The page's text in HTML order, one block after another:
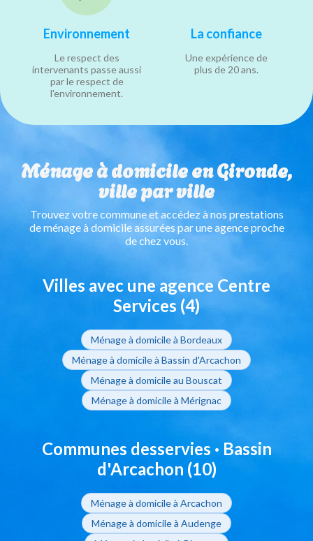
Environnement
Le respect des
intervenants passe aussi
par le respect de
l'environnement.
La confiance
Une expérience de
plus de 20 ans.
Ménage à domicile en Gironde,
ville par ville
Trouvez votre commune et accédez à nos prestations
de ménage à domicile assurées par une agence proche
de chez vous.
Villes avec une agence Centre
Services (4)
Ménage à domicile à Bordeaux
Ménage à domicile à Bassin d'Arcachon
Ménage à domicile au Bouscat
Ménage à domicile à Mérignac
Communes desservies · Bassin
d'Arcachon (10)
Ménage à domicile à Arcachon
Ménage à domicile à Audenge